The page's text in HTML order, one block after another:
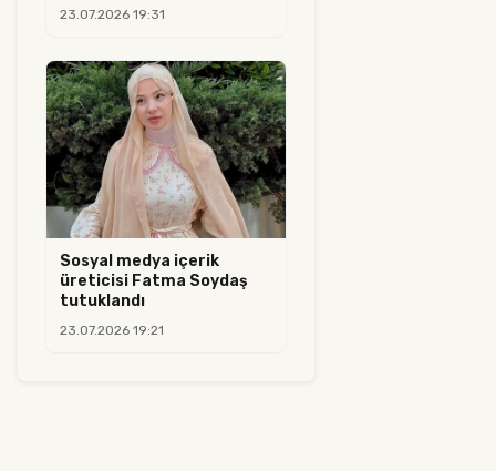
23.07.2026 19:31
Sosyal medya içerik
üreticisi Fatma Soydaş
tutuklandı
23.07.2026 19:21